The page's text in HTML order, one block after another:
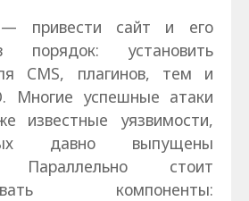
привести сайт и его
порядок: установить
CMS, плагинов, тем и
Многие успешные атаки
известные уязвимости,
давно выпущены
Параллельно стоит
компоненты: